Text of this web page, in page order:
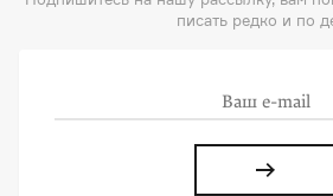
писать редко и по